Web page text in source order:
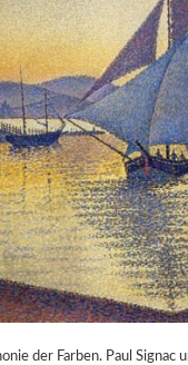
der Farben. Paul Signac